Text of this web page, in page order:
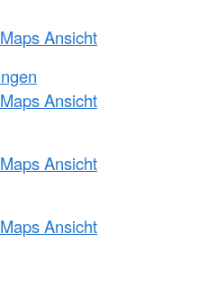
Ansicht
Ansicht
Ansicht
Ansicht